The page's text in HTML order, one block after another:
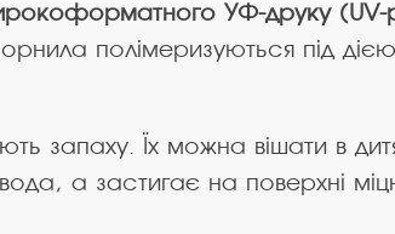
УФ-друку (UV-
полімеризуються під
запаху. Їх можна вішати в
а застигає на поверхні